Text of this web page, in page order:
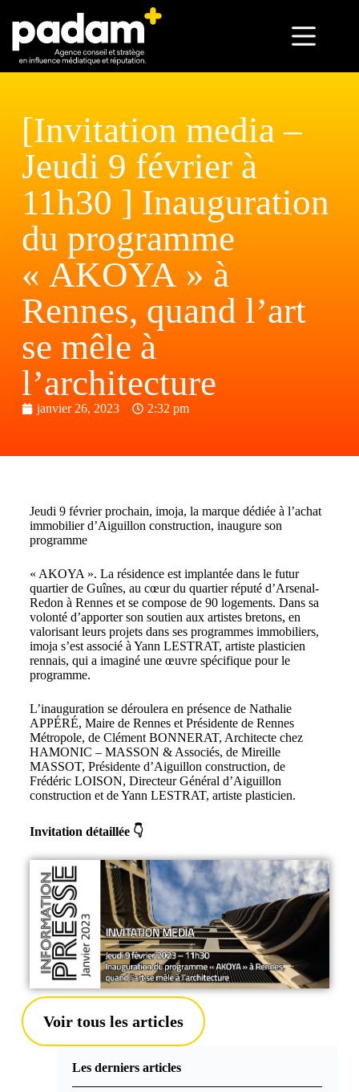
[Invitation media –
Jeudi 9 février à
11h30 ] Inauguration
du programme
« AKOYA » à
Rennes, quand l’art
se mêle à
l’architecture
janvier 26, 2023 2:32 pm
Jeudi 9 février prochain, imoja, la marque dédiée à l’achat
immobilier d’Aiguillon construction, inaugure son
programme
« AKOYA ». La résidence est implantée dans le futur
quartier de Guînes, au cœur du quartier réputé d’Arsenal-
Redon à Rennes et se compose de 90 logements. Dans sa
volonté d’apporter son soutien aux artistes bretons, en
valorisant leurs projets dans ses programmes immobiliers,
imoja s’est associé à Yann LESTRAT, artiste plasticien
rennais, qui a imaginé une œuvre spécifique pour le
programme.
L’inauguration se déroulera en présence de Nathalie
APPÉRÉ, Maire de Rennes et Présidente de Rennes
Métropole, de Clément BONNERAT, Architecte chez
HAMONIC – MASSON & Associés, de Mireille
MASSOT, Présidente d’Aiguillon construction, de
Frédéric LOISON, Directeur Général d’Aiguillon
construction et de Yann LESTRAT, artiste plasticien.
Invitation détaillée 👇
Voir tous les articles
Les derniers articles